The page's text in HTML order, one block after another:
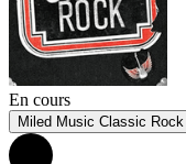
En cours
Miled Music Classic Rock